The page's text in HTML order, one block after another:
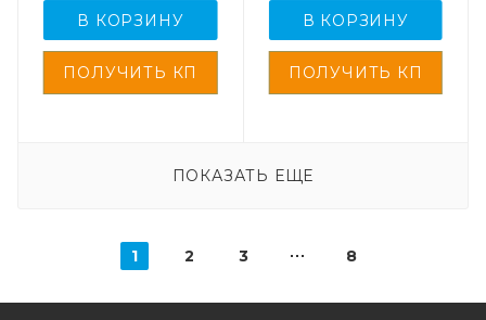
В КОРЗИНУ В КОРЗИНУ
ПОКАЗАТЬ ЕЩЕ
1 2 3 8